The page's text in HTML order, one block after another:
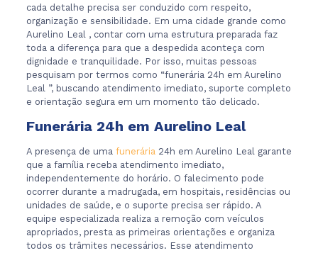
cada detalhe precisa ser conduzido com respeito,
organização e sensibilidade. Em uma cidade grande como
Aurelino Leal , contar com uma estrutura preparada faz
toda a diferença para que a despedida aconteça com
dignidade e tranquilidade. Por isso, muitas pessoas
pesquisam por termos como “funerária 24h em Aurelino
Leal ”, buscando atendimento imediato, suporte completo
e orientação segura em um momento tão delicado.
Funerária 24h em Aurelino Leal
A presença de uma funerária24h em Aurelino Leal garante
que a família receba atendimento imediato,
independentemente do horário. O falecimento pode
ocorrer durante a madrugada, em hospitais, residências ou
unidades de saúde, e o suporte precisa ser rápido. A
equipe especializada realiza a remoção com veículos
apropriados, presta as primeiras orientações e organiza
todos os trâmites necessários. Esse atendimento